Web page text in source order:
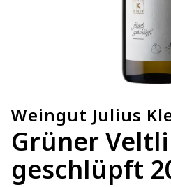
Weingut Julius
Grüner
geschlüpft